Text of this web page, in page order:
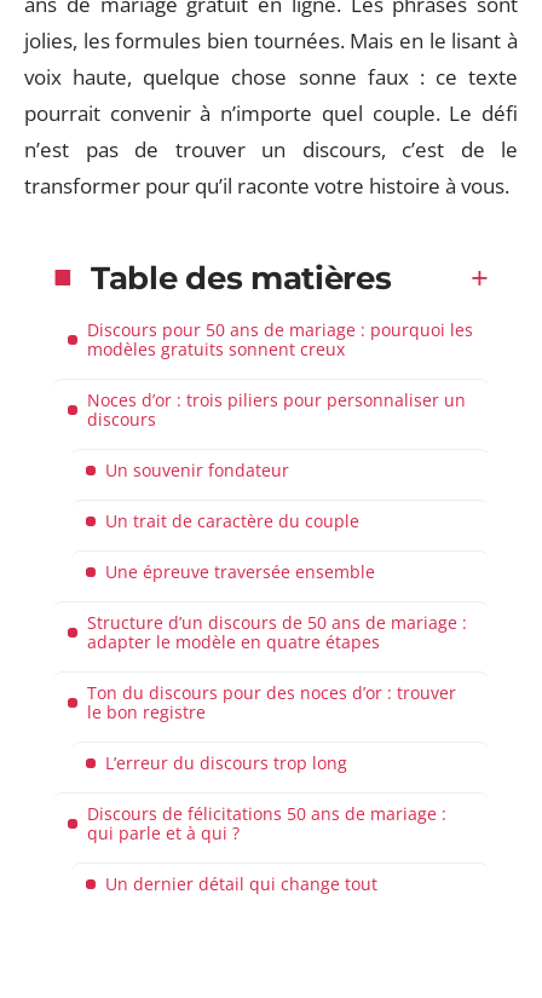
jolies, les formules bien tournées. Mais en le lisant à
voix haute, quelque chose sonne faux : ce texte
pourrait convenir à n’importe quel couple. Le défi
n’est pas de trouver un discours, c’est de le
transformer pour qu’il raconte votre histoire à vous.
Table des matières
Discours pour 50 ans de mariage : pourquoi les
modèles gratuits sonnent creux
Noces d’or : trois piliers pour personnaliser un
discours
Un souvenir fondateur
Un trait de caractère du couple
Une épreuve traversée ensemble
Structure d’un discours de 50 ans de mariage :
adapter le modèle en quatre étapes
Ton du discours pour des noces d’or : trouver
le bon registre
L’erreur du discours trop long
Discours de félicitations 50 ans de mariage :
qui parle et à qui ?
Un dernier détail qui change tout